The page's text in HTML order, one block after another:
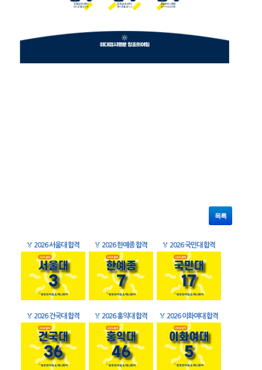
목록
🏅 2026 서울대 합격 🏅 2026 한예종 합격 🏅 2026 국민대 합격
🏅 2026 건국대 합격 🏅 2026 홍익대 합격 🏅 2026 이화여대 합격